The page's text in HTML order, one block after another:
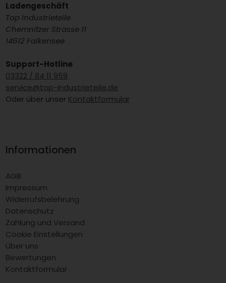
Ladengeschäft
Top Industrieteile
Chemnitzer Strasse 11
14612 Falkensee
Support-Hotline
03322 / 84 11 959
service@top-industrieteile.de
Oder über unser Kontaktformular
Informationen
AGB
Impressum
Widerrufsbelehrung
Datenschutz
Zahlung und Versand
Cookie Einstellungen
Über uns
Bewertungen
Kontaktformular